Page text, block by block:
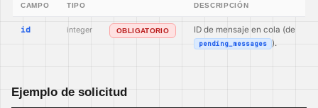
CAMPO TIPO DESCRIPCIÓN
id integer OBLIGATORIO ID de mensaje en cola (de
pending_messages ).
Ejemplo de solicitud